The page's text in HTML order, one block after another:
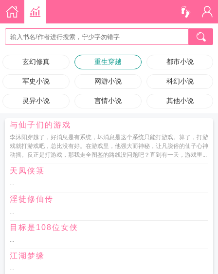
玄幻修真 重生穿越 都市小说
军史小说 网游小说 科幻小说
灵异小说 言情小说 其他小说
与仙子们的游戏
李沐阳穿越了，好消息是有系统，坏消息是这个系统只能打游戏。算了，打游
戏就打游戏吧，总比没有好。在游戏里，他强大而神秘，让凡脱俗的仙子心神
动摇。反正是打游戏，那我走全图鉴的路线没问题吧？直到有一天，游戏里...
天凤侠箓
...
淫徒修仙传
...
目标是108位女侠
...
江湖梦缘
...